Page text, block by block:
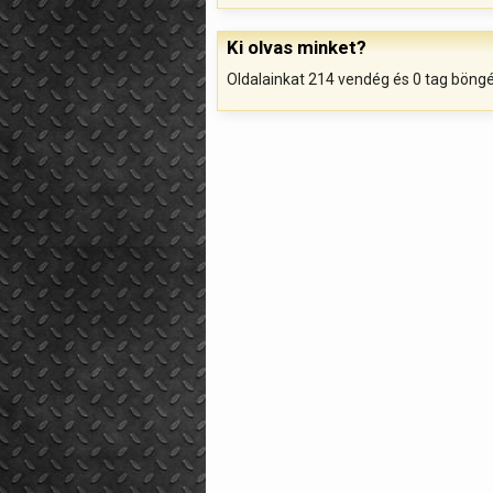
Ki olvas minket?
Oldalainkat 214 vendég és 0 tag